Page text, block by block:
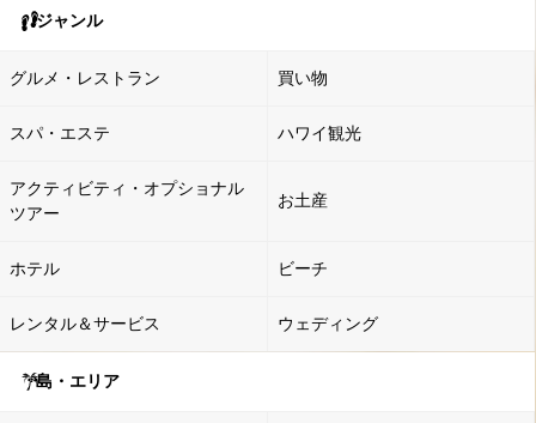
ジャンル
グルメ・レストラン 買い物
スパ・エステ ハワイ観光
アクティビティ・オプショナル
ツアー
お土産
ホテル ビーチ
レンタル＆サービス ウェディング
島・エリア